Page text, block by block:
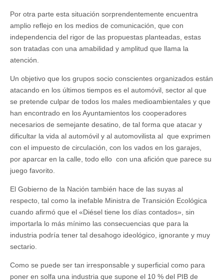
Por otra parte esta situación sorprendentemente encuentra
amplio reflejo en los medios de comunicación, que con
independencia del rigor de las propuestas planteadas, estas
son tratadas con una amabilidad y amplitud que llama la
atención.
Un objetivo que los grupos socio conscientes organizados están
atacando en los últimos tiempos es el automóvil, sector al que
se pretende culpar de todos los males medioambientales y que
han encontrado en los Ayuntamientos los cooperadores
necesarios de semejante desatino, de tal forma que atacar y
dificultar la vida al automóvil y al automovilista al que exprimen
con el impuesto de circulación, con los vados en los garajes,
por aparcar en la calle, todo ello con una afición que parece su
juego favorito.
El Gobierno de la Nación también hace de las suyas al
respecto, tal como la inefable Ministra de Transición Ecológica
cuando afirmó que el «Diésel tiene los días contados», sin
importarla lo más mínimo las consecuencias que para la
industria podría tener tal desahogo ideológico, ignorante y muy
sectario.
Como se puede ser tan irresponsable y superficial como para
poner en solfa una industria que supone el 10 % del PIB de